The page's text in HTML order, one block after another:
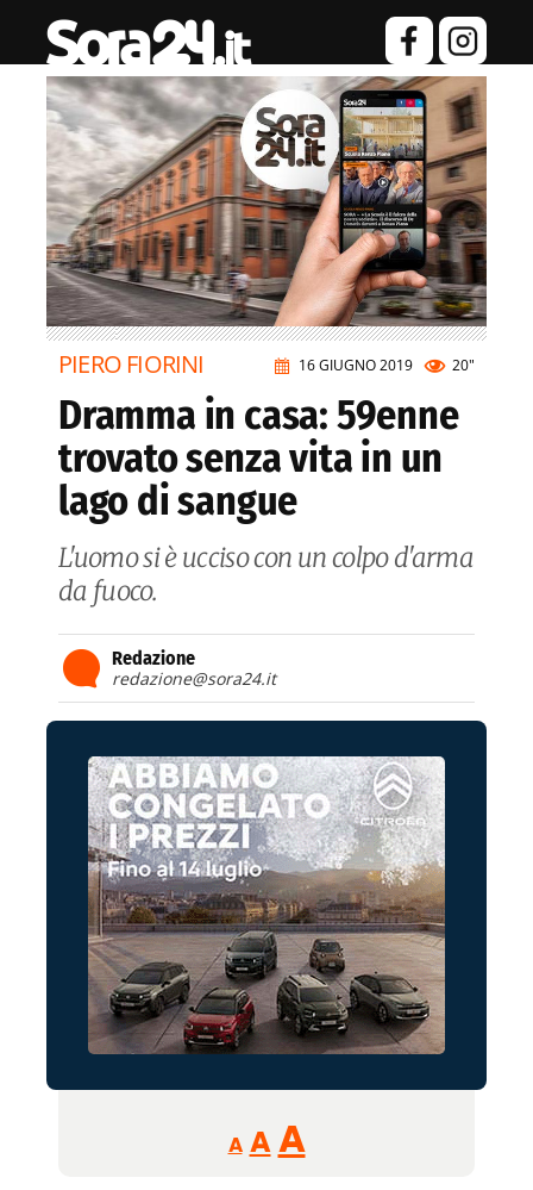
16 GIUGNO 2019 20"
PIERO FIORINI
Dramma in casa: 59enne
trovato senza vita in un
lago di sangue
L'uomo si è ucciso con un colpo d'arma
da fuoco.
Redazione
redazione@sora24.it
A
Reducir
tamaño
A Restablecer
AAumentar